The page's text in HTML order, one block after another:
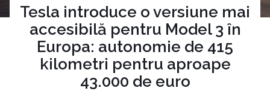
Tesla introduce o versiune mai
accesibilă pentru Model 3 în
Europa: autonomie de 415
kilometri pentru aproape
43.000 de euro